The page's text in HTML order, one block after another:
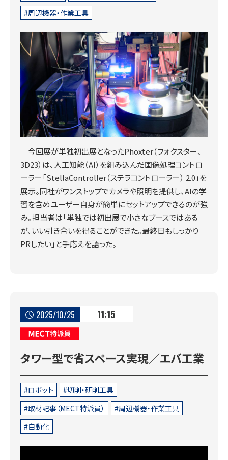
周辺機器・作業工具
今回展が単独初出展となったPhoxter（フォクスター、
3D23）は、人工知能（AI）を組み込んだ画像処理コントロ
ーラー「StellaController（ステラコントローラー） 2.0」を
展示。同社がワンストップでカメラや照明を提供し、AIの学
習を含めユーザー自身が簡単にセットアップできるのが強
み。担当者は「単独では初出展で小さなブースではある
が、いい引き合いを得ることができた。最終日もしっかり
PRしたい」と手応えを語った。
2025/10/25 11:15
MECT特派員
タワー型で省スペース実現／エバ工業
ロボット
切削・研削工具
取材記事（MECT特派員）
周辺機器・作業工具
自動化